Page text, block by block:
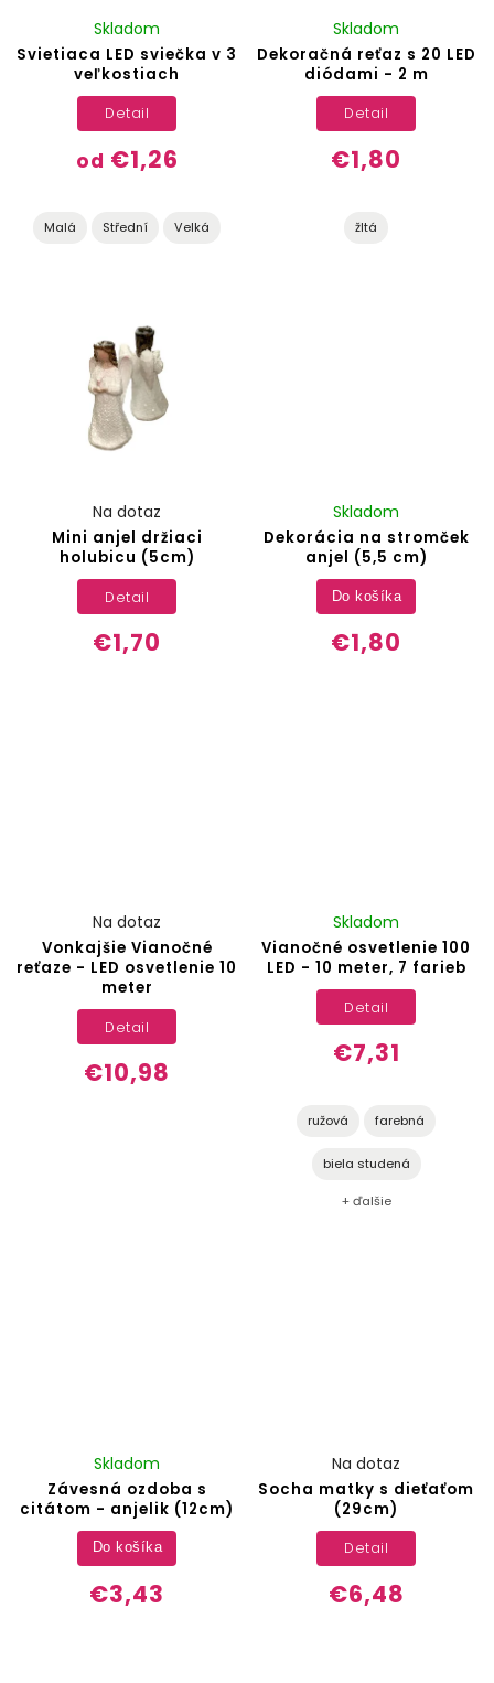
Svietiaca LED sviečka v 3
veľkostiach
Skladom
od €1,26
Detail
Malá Střední Velká
Dekoračná reťaz s 20 LED
diódami - 2 m
Skladom
€1,80
Detail
žltá
Mini anjel držiaci
holubicu (5cm)
Na dotaz
€1,70
Detail
Dekorácia na stromček
anjel (5,5 cm)
Skladom
€1,80
Do košíka
Vonkajšie Vianočné
reťaze - LED osvetlenie 10
meter
Na dotaz
€10,98
Detail
Vianočné osvetlenie 100
LED - 10 meter, 7 farieb
Skladom
€7,31
Detail
ružová farebná
biela studená
+ ďalšie
Závesná ozdoba s
citátom - anjelik (12cm)
Skladom
€3,43
Do košíka
Socha matky s dieťaťom
(29cm)
Na dotaz
€6,48
Detail